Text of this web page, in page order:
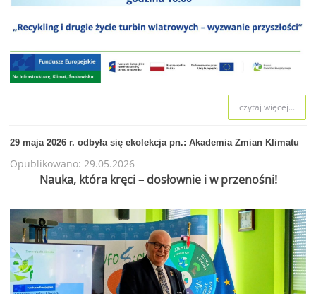
czytaj więcej...
29 maja 2026 r. odbyła się ekolekcja pn.: Akademia Zmian Klimatu
Opublikowano: 29.05.2026
Nauka, która kręci – dosłownie i w przenośni!